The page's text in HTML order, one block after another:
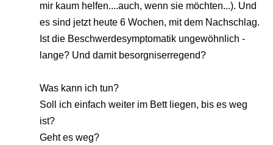
mir kaum helfen....auch, wenn sie möchten...). Und
es sind jetzt heute 6 Wochen, mit dem Nachschlag.
Ist die Beschwerdesymptomatik ungewöhnlich -
lange? Und damit besorgniserregend?
Was kann ich tun?
Soll ich einfach weiter im Bett liegen, bis es weg
ist?
Geht es weg?